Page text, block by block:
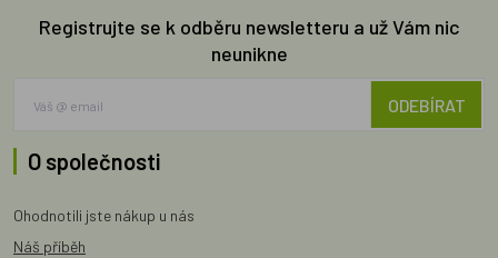
Registrujte se k odběru newsletteru a už Vám nic
neunikne
ODEBÍRAT
O společnosti
Ohodnotili jste nákup u nás
Náš příběh